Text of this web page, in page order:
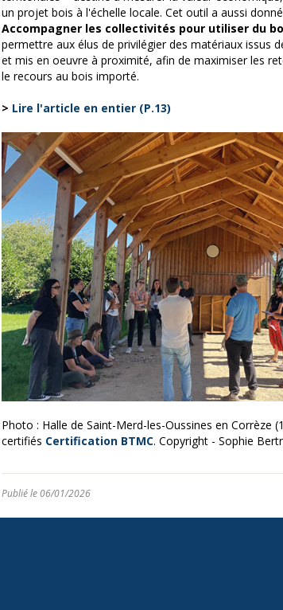
un projet bois à l'échelle locale. Cet outil a aussi
Accompagner les collectivités pour utiliser du
permettre aux élus de privilégier des matériaux issus
et mis en oeuvre à proximité, afin de maximiser les
le recours au bois importé.
> Lire l'article en entier (P.13)
Photo : Halle de Saint-Merd-les-Oussines en Corrèze
certifiés Certification BTMC. Copyright - Sophie
Publié le 06/01/2026